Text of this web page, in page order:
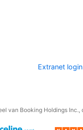
Extranet login
van Booking Holdings